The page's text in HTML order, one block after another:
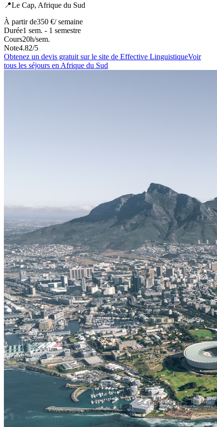
📍Le Cap, Afrique du Sud
À partir de350 €/ semaine
Durée1 sem. - 1 semestre
Cours20h/sem.
Note4.82/5
Obtenez un devis gratuit sur le site de Effective LinguistiqueVoir
tous les séjours en Afrique du Sud